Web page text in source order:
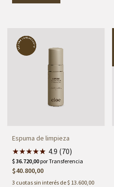
Espuma de limpieza
★★★★★
★ 4.9 (70)
$40.800,00
3 cuotas sin interés de$ 13.600,00